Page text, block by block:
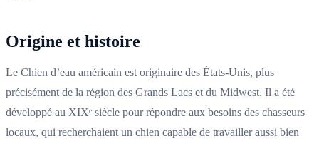
Origine et histoire
Le Chien d’eau américain est originaire des États-Unis, plus
précisément de la région des Grands Lacs et du Midwest. Il a été
développé au XIXᵉ siècle pour répondre aux besoins des chasseurs
locaux, qui recherchaient un chien capable de travailler aussi bien